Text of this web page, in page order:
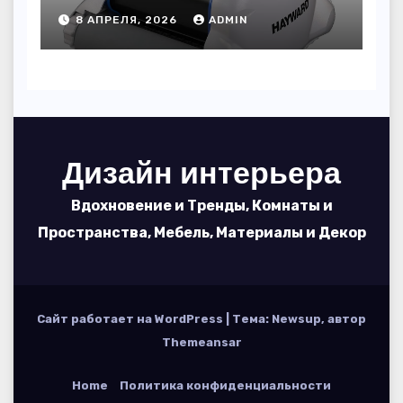
пользоваться, чтобы
вода блестела, а
устройство служило 7
8 АПРЕЛЯ, 2026 ADMIN
Дизайн интерьера
Вдохновение и Тренды, Комнаты и
Пространства, Мебель, Материалы и Декор
Сайт работает на WordPress
Тема: Newsup, автор
Themeansar
Home Политика конфиденциальности